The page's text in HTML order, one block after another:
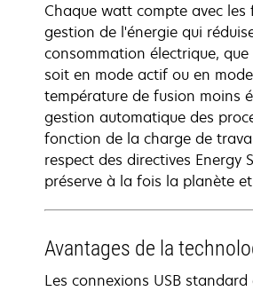
Chaque watt compte avec
gestion de l'énergie qui
consommation électrique,
soit en mode actif ou en
température de fusion moins
gestion automatique des
fonction de la charge de
respect des directives Energy
préserve à la fois la planète
Avantages de la
Les connexions USB